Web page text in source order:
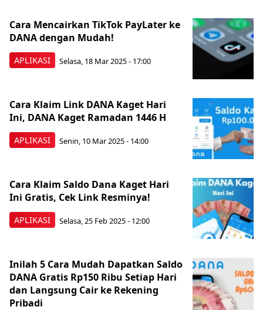
APLIKASI
Cara Mencairkan TikTok PayLater ke
DANA dengan Mudah!
Selasa, 18 Mar 2025 - 17:00
APLIKASI
Cara Klaim Link DANA Kaget Hari
Ini, DANA Kaget Ramadan 1446 H
Senin, 10 Mar 2025 - 14:00
APLIKASI
Cara Klaim Saldo Dana Kaget Hari
Ini Gratis, Cek Link Resminya!
Selasa, 25 Feb 2025 - 12:00
Inilah 5 Cara Mudah Dapatkan Saldo
DANA Gratis Rp150 Ribu Setiap Hari
dan Langsung Cair ke Rekening
Pribadi